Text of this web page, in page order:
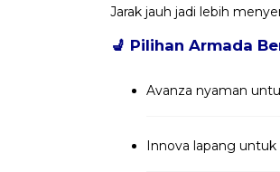
Jarak jauh jadi lebih
💺 Pilihan Armada
Avanza nyaman
Innova lapang untuk